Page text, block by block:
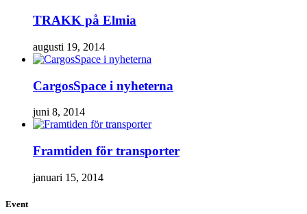
TRAKK på Elmia
augusti 19, 2014
CargosSpace i nyheterna
juni 8, 2014
Framtiden för transporter
januari 15, 2014
Event